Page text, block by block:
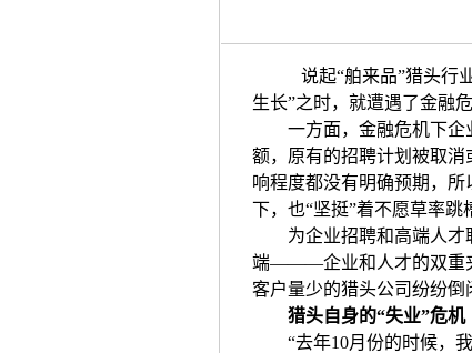
说起“舶来品”猎头行业
生长”之时，就遭遇了金
一方面，金融危机下企
额，原有的招聘计划被取
响程度都没有明确预期，
下，也“坚挺”着不愿草率跳
为企业招聘和高端人才
端———企业和人才的双重
客户量少的猎头公司纷纷倒
猎头自身的“失业”危机
“去年10月份的时候，我